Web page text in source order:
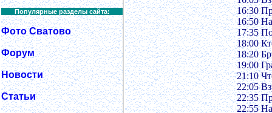
Популярные разделы сайта:
Фото Сватово
Форум
Новости
Статьи
16:30
16:50
17:35
18:00
18:20
19:00
21:10
22:05
22:35
22:55